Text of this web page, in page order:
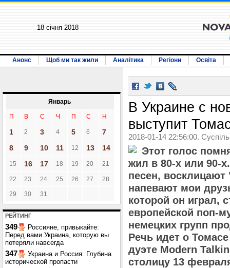
18 січня 2018
Анонс Щоб ми так жили Аналітика Регіони Освіта
Январь
П В С Ч П С Н
1 2 3 4 5 6
7
8
9 10 11 12 13 14
15 16 17 18 19 20 21
22 23 24 25 26 27 28
29 30 31
РЕЙТИНГ
349
Россияне, привыкайте:
Перед вами Украина, которую вы
потеряли навсегда
347
Украина и Россия: Глубина
исторической пропасти
В Украине с
выступит
2018-01-14 22:56:00.
Этот голос
жил в 80-х или 90-
песен,
напевают мои
которой он играл,
европейской поп-
немецких групп
Речь идет о
дуэте Modern
столицу 13